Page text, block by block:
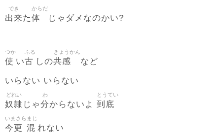
出来
でき
た体
からだ
じゃダメなのかい?
使
つか
い古
ふる
しの共感
きょうかん
など
いらない いらない
奴隷
どれい
じゃ分
わ
からないよ 到底
とうてい
今更
いまさら
混
まじ
れない